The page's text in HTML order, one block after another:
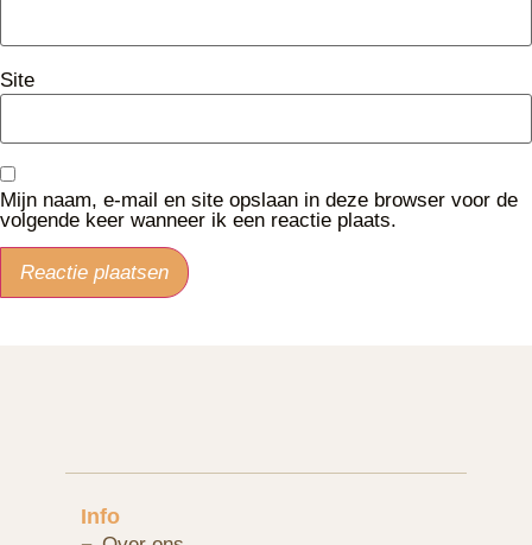
Site
Mijn naam, e-mail en site opslaan in deze browser voor de
volgende keer wanneer ik een reactie plaats.
Info